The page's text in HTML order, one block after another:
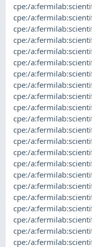
cpe:/
cpe:/
cpe:/
cpe:/
cpe:/
cpe:/
cpe:/
cpe:/
cpe:/
cpe:/
cpe:/
cpe:/
cpe:/
cpe:/
cpe:/
cpe:/
cpe:/
cpe:/
cpe:/
cpe:/
cpe:/
cpe:/